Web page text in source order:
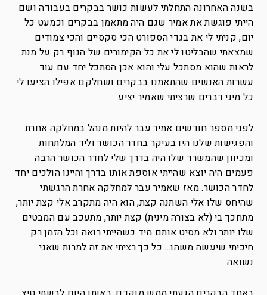
בשנה האחרונה התחלתי לעשות כושר בבקרים בעבודה ושם
הייתי פוגשת את אמיר שגם היה מתאמן בבקרים וכמעט כל
יום, קניתי לי את בגדי הספורט הכי סקסיים והכי צמודים
שמצאתי שהבליטו לי את כל הקימורים של הגוף רק על מנת
לראות שהוא מסתכל עלי והוא אכן הסתכל יחד עם עוד
עשרות האנשים שהתאמנו בבקרים ושחלקם אפילו הציעו לי
כל מיני דברים שרציתי שאמיר יציע.
לפני מספר חודשים אמיר עבר להיות מנהל במחלקה אחרת
והפגישות שלנו היו בעיקר בחדר הכושר וליד המלתחות
ומכיוון שהמשרד שלו היה בדרך שלי לחדר הכושר הרבה
פעמים היה יוצא שהייתי אוספת אותו בדרך והיינו הולכים יחד
לחדר הכושר. מאז שאמיר עבר למחלקה אחרת הרגשתי
שהיחס שלו אלי השתנה קצת, הוא היה מתקרב אלי קצת יותר,
מתחכך בי (לא בצורה מינית) קצת יותר, מתעכב עם המבטים
שלו יותר ולא מסיט אותם מיד כשהייתי רואה וכל הזמן רק
חיכיתי שיעשה משהו… כל כך רציתי את זה למרות שאני
נשואה.